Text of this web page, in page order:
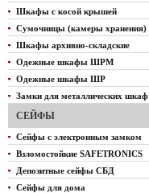
Шкафы с косой крышей
Сумочницы (камеры хранения)
Шкафы архивно-складские
Одежные шкафы ШРМ
Одежные шкафы ШР
Замки для металлических шкаф
СЕЙФЫ
Сейфы с электронным замком
Взломостойкие SAFETRONICS
Депозитные сейфы СБД
Сейфы для дома